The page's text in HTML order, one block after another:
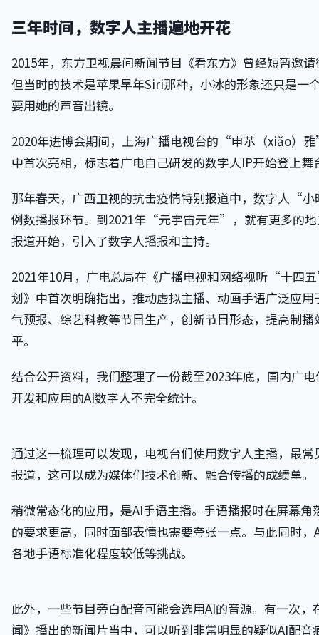
三年时间，数字人主播遍地开花
2015年，东方卫视晨间新闻节目《看东方》曾经短暂邀
但当时的技术是苹果早年Siri那种，小冰的形象还只是一
要用她的声音出镜。
2020年进博会期间，上海广播电视台的“申䒕（xiǎo）
中首次亮相，标志着广电自己研发的数字人IP开始登上舞
那年春天，广西卫视的抗击疫情特别报道中，数字人“
例数播报环节。到2021年“元宇宙元年”，就有更多的
报道开始，引入了数字人播报和主持。
2021年10月，广电总局在《广播电视和网络视听“十四
划》中首次明确指出，推动虚拟主播、动画手语广泛应用
气预报、综艺科教等节目生产，创新节目形态，提高制播
平。
结合公开资料，我们整理了一份截至2023年底，国内广
开发和应用的AI数字人不完全统计。
通过这一梳理可以发现，电视台们使用数字人主播，最常
报道，这可以成为媒体们技术创新、融合传播的成绩单。
稍微常态化的应用，是AI手语主播。手语播报时在屏幕角
的要求更高，同时面部表情也需要夸张一点。与此同时，
各地手语标准化程度较低等挑战。
此外，一些节目旁白配音可能会选用AI的音源。有一次，
闻》播出的新闻片当中，可以听到非常明显的疑似AI配音